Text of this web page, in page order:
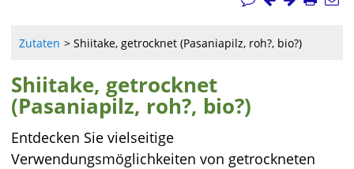
Zutaten Shiitake, getrocknet (Pasaniapilz, roh?, bio?)
Shiitake, getrocknet
(Pasaniapilz, roh?, bio?)
Entdecken Sie vielseitige
Verwendungsmöglichkeiten von getrockneten